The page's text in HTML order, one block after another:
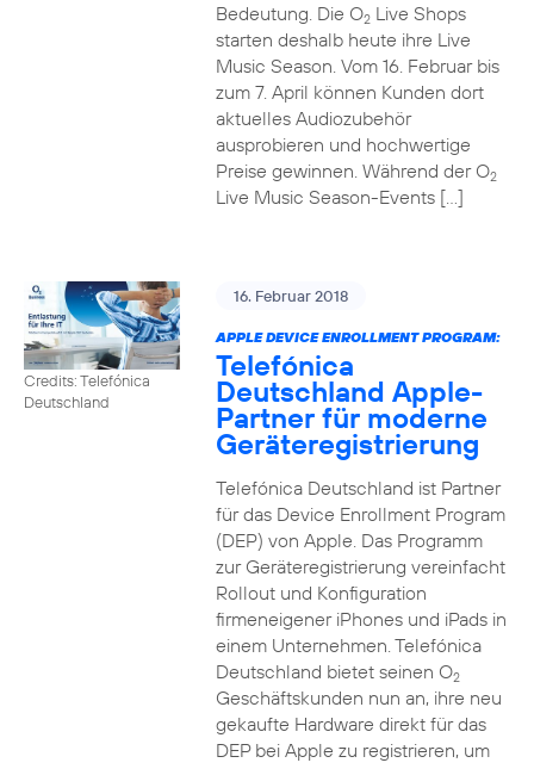
Bedeutung. Die O2Live Shops
starten deshalb heute ihre Live
Music Season. Vom 16. Februar bis
zum 7. April können Kunden dort
aktuelles Audiozubehör
ausprobieren und hochwertige
Preise gewinnen. Während der O2
Live Music Season-Events […]
Credits: Telefónica
Deutschland
16. Februar 2018
APPLE DEVICE ENROLLMENT PROGRAM:
Telefónica
Deutschland Apple-
Partner für moderne
Geräteregistrierung
Telefónica Deutschland ist Partner
für das Device Enrollment Program
(DEP) von Apple. Das Programm
zur Geräteregistrierung vereinfacht
Rollout und Konfiguration
firmeneigener iPhones und iPads in
einem Unternehmen. Telefónica
Deutschland bietet seinen O2
Geschäftskunden nun an, ihre neu
gekaufte Hardware direkt für das
DEP bei Apple zu registrieren, um